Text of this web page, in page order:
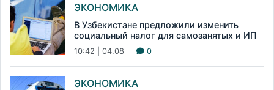
ЭКОНОМИКА
В Узбекистане предложили изменить
социальный налог для самозанятых и ИП
10:42 | 04.08 0
ЭКОНОМИКА